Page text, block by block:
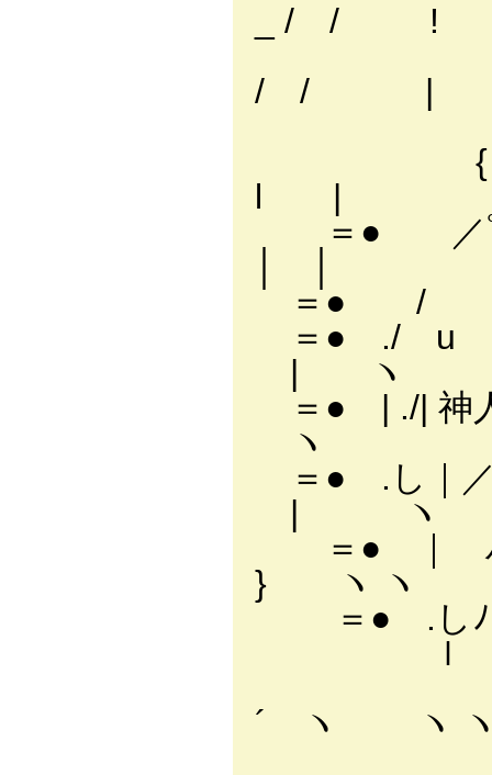
_ / / !
/ / |
{ 」
l |
＝● ／
＝● / u
＝●
| ヽ
＝● |
ヽ
＝● .し
| ヽ
＝●
} ヽ ヽ
＝● .
ｌ
´ ヽ ヽ